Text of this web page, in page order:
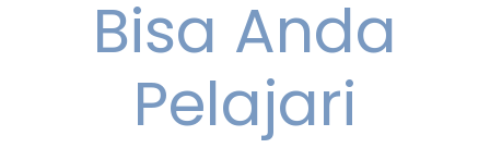
Bisa Anda
Pelajari